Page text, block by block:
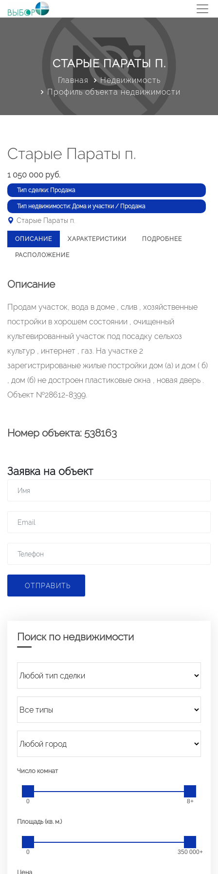
СТАРЫЕ ПАРАТЫ П.
Главная
Недвижимость
Профиль объекта недвижимости
Старые Параты п.
1 050 000 руб.
Тип сделки: Продажа
Тип недвижимости: Дома и участки / Продажа
Старые Параты п.
ОПИСАНИЕ ХАРАКТЕРИСТИКИ ПОДРОБНЕЕ
РАСПОЛОЖЕНИЕ
Описание
Продам участок, вода в доме , слив , хозяйственные
постройки в хорошем состоянии , очищенный
культевированный участок под посадку сельхоз
культур , интернет , газ. На участке 2
зарегистрированые жилые постройки дом (а) и дом ( б)
, дом (б) не достроен пластиковые окна , новая дверь .
Объект №28612-8399.
Номер объекта: 538163
Заявка на объект
ОТПРАВИТЬ
Поиск по недвижимости
Число комнат
0 8+
Площадь (кв. м.)
0 350 000+
Цена